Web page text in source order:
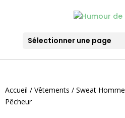
Sélectionner une page
Accueil / Vêtements / Sweat Homme
Pêcheur